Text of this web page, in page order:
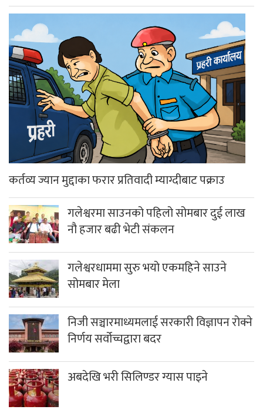
कर्तव्य ज्यान मुद्दाका फरार प्रतिवादी म्याग्दीबाट पक्राउ
गलेश्वरमा साउनको पहिलो सोमबार दुई लाख
नौ हजार बढी भेटी संकलन
गलेश्वरधाममा सुरु भयो एकमहिने साउने
सोमबार मेला
निजी सञ्चारमाध्यमलाई सरकारी विज्ञापन रोक्ने
निर्णय सर्वोच्चद्वारा बदर
अबदेखि भरी सिलिण्डर ग्यास पाइने